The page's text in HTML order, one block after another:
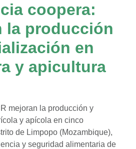
coopera:
la producción
en
y apicultura
mejoran la producción y
y apícola en cinco
de Limpopo (Mozambique),
y seguridad alimentaria de